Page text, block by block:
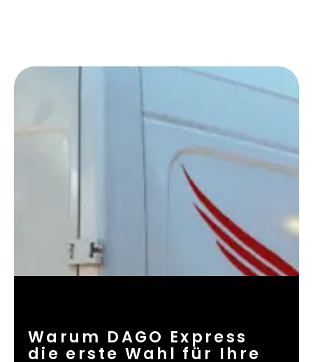
Warum DAGO Express
die erste Wahl für Ihre